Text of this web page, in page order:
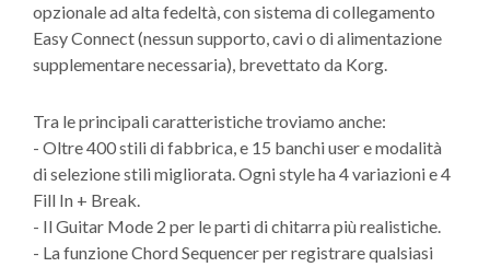
opzionale ad alta fedeltà, con sistema di collegamento
Easy Connect (nessun supporto, cavi o di alimentazione
supplementare necessaria), brevettato da Korg.
Tra le principali caratteristiche troviamo anche:
- Oltre 400 stili di fabbrica, e 15 banchi user e modalità
di selezione stili migliorata. Ogni style ha 4 variazioni e 4
Fill In + Break.
- Il Guitar Mode 2 per le parti di chitarra più realistiche.
- La funzione Chord Sequencer per registrare qualsiasi